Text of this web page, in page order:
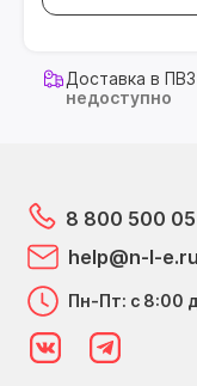
Доставка в ПВЗ
недоступно
8 800 500 05
help@n-l-e.ru
Пн-Пт: с 8:00